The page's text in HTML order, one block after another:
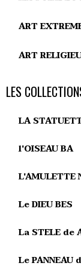
ART
ART
LES
LA
l'OISEAU BA
L'AMULETTE
Le DIEU BES
La STELE de
Le PANNEAU